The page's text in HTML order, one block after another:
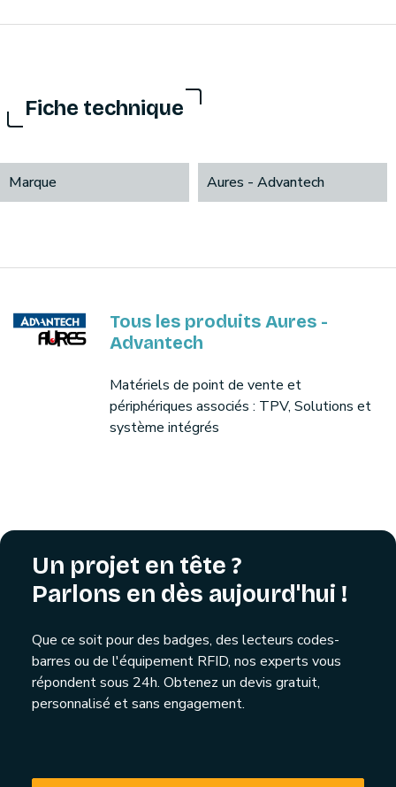
Fiche technique
Marque Aures - Advantech
Tous les produits Aures -
Advantech
Matériels de point de vente et
périphériques associés : TPV, Solutions et
système intégrés
Un projet en tête ?
Parlons en dès aujourd'hui !
Que ce soit pour des badges, des lecteurs codes-
barres ou de l'équipement RFID, nos experts vous
répondent sous 24h. Obtenez un devis gratuit,
personnalisé et sans engagement.